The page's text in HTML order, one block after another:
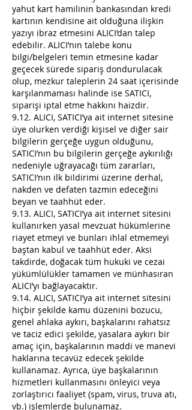
yahut kart hamilinin bankasından kredi
kartının kendisine ait olduğuna ilişkin
yazıyı ibraz etmesini ALICI’dan talep
edebilir. ALICI’nın talebe konu
bilgi/belgeleri temin etmesine kadar
geçecek sürede sipariş dondurulacak
olup, mezkur taleplerin 24 saat içerisinde
karşılanmaması halinde ise SATICI,
siparişi iptal etme hakkını haizdir.
9.12. ALICI, SATICI’ya ait internet sitesine
üye olurken verdiği kişisel ve diğer sair
bilgilerin gerçeğe uygun olduğunu,
SATICI’nın bu bilgilerin gerçeğe aykırılığı
nedeniyle uğrayacağı tüm zararları,
SATICI’nın ilk bildirimi üzerine derhal,
nakden ve defaten tazmin edeceğini
beyan ve taahhüt eder.
9.13. ALICI, SATICI’ya ait internet sitesini
kullanırken yasal mevzuat hükümlerine
riayet etmeyi ve bunları ihlal etmemeyi
baştan kabul ve taahhüt eder. Aksi
takdirde, doğacak tüm hukuki ve cezai
yükümlülükler tamamen ve münhasıran
ALICI’yı bağlayacaktır.
9.14. ALICI, SATICI’ya ait internet sitesini
hiçbir şekilde kamu düzenini bozucu,
genel ahlaka aykırı, başkalarını rahatsız
ve taciz edici şekilde, yasalara aykırı bir
amaç için, başkalarının maddi ve manevi
haklarına tecavüz edecek şekilde
kullanamaz. Ayrıca, üye başkalarının
hizmetleri kullanmasını önleyici veya
zorlaştırıcı faaliyet (spam, virus, truva atı,
vb.) işlemlerde bulunamaz.